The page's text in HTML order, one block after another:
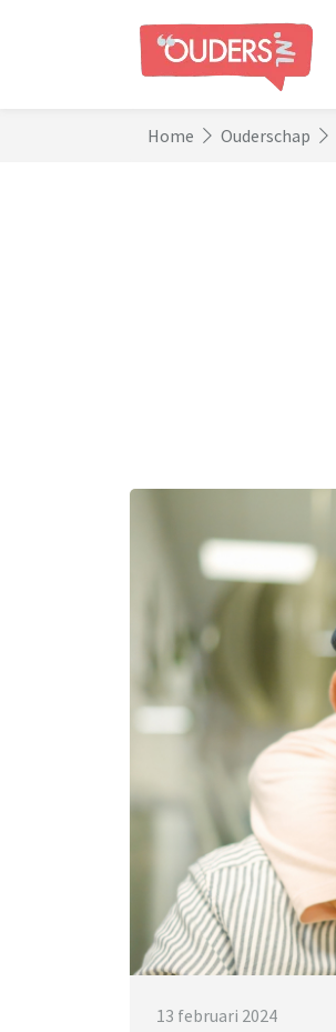
Home Ouderschap
13 februari 2024